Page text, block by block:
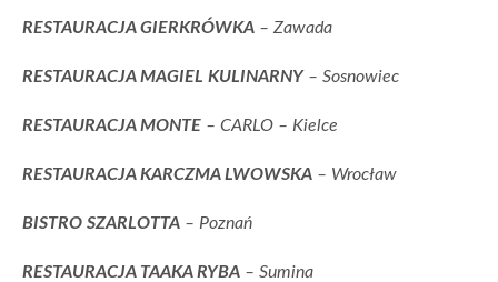
RESTAURACJA GIERKRÓWKA – Zawada
RESTAURACJA MAGIEL KULINARNY– Sosnowiec
RESTAURACJA MONTE – CARLO – Kielce
RESTAURACJA KARCZMA LWOWSKA – Wrocław
BISTRO SZARLOTTA – Poznań
RESTAURACJA TAAKA RYBA – Sumina